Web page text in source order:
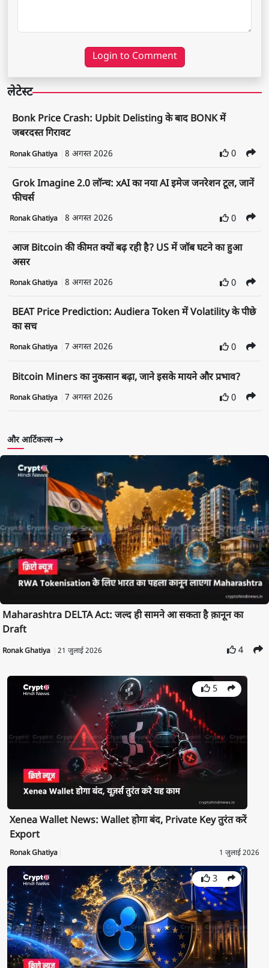
Login to Comment
लेटेस्ट
Bonk Price Crash: Upbit Delisting के बाद BONK में
जबरदस्त गिरावट
Ronak Ghatiya 8 अगस्त 2026 0
Grok Imagine 2.0 लॉन्च: xAI का नया AI इमेज जनरेशन टूल, जानें
फीचर्स
Ronak Ghatiya 8 अगस्त 2026 0
आज Bitcoin की कीमत क्यों बढ़ रही है? US में जॉब घटने का हुआ
असर
Ronak Ghatiya 8 अगस्त 2026 0
BEAT Price Prediction: Audiera Token में Volatility के पीछे
का सच
Ronak Ghatiya 7 अगस्त 2026 0
Bitcoin Miners का नुकसान बढ़ा, जाने इसके मायने और प्रभाव?
Ronak Ghatiya 7 अगस्त 2026 0
और आर्टिकल्स
Maharashtra DELTA Act: जल्द ही सामने आ सकता है क़ानून का
Draft
Ronak Ghatiya 21 जुलाई 2026 4
5
Xenea Wallet News: Wallet होगा बंद, Private Key तुरंत करें
Export
Ronak Ghatiya 1 जुलाई 2026
3